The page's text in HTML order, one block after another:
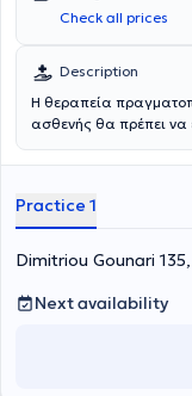
Check all prices
Description
Η θεραπεία
ασθενής θα πρέπει να
αστάθεια και το
Practice 1
Dimitriou Gounari
Next availability